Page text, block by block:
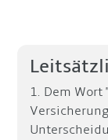
1. Dem